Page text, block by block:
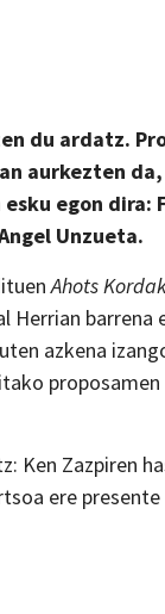
du ardatz.
aurkezten
egon dira:
Unzueta.
Ahots
Herrian
azkena
proposamen
Ken Zazpiren
ere